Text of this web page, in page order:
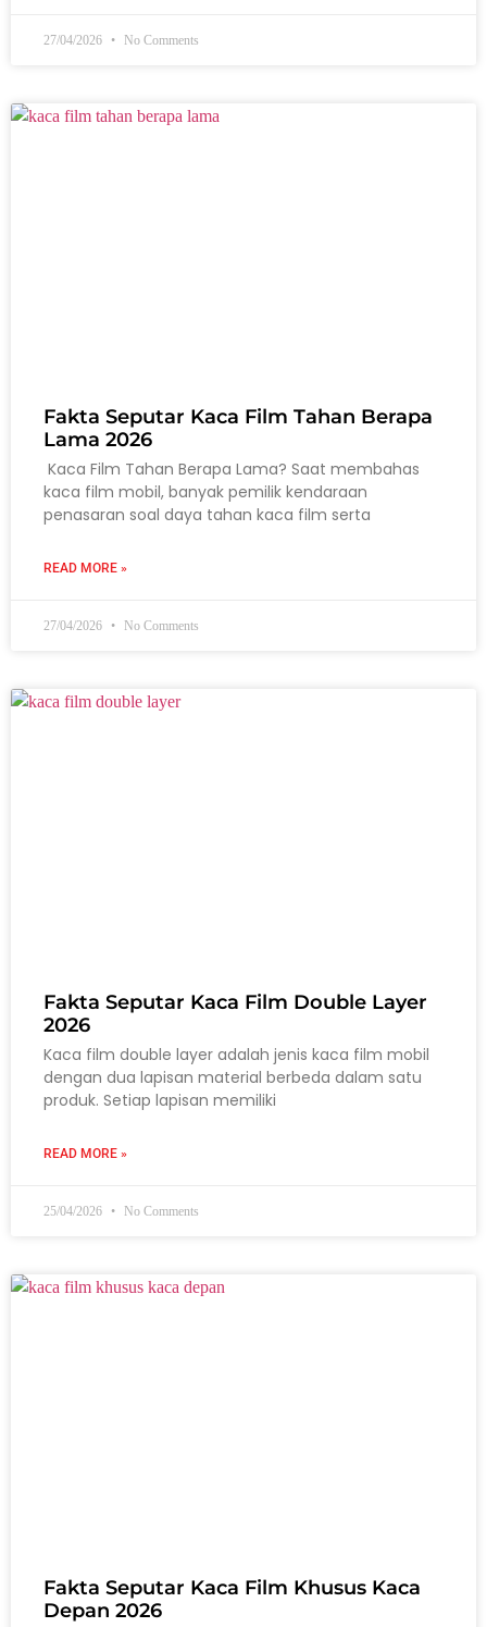
27/04/2026 No Comments
Fakta Seputar Kaca Film Tahan Berapa
Lama 2026
Kaca Film Tahan Berapa Lama? Saat membahas
kaca film mobil, banyak pemilik kendaraan
penasaran soal daya tahan kaca film serta
READ MORE »
27/04/2026 No Comments
Fakta Seputar Kaca Film Double Layer
2026
Kaca film double layer adalah jenis kaca film mobil
dengan dua lapisan material berbeda dalam satu
produk. Setiap lapisan memiliki
READ MORE »
25/04/2026 No Comments
Fakta Seputar Kaca Film Khusus Kaca
Depan 2026